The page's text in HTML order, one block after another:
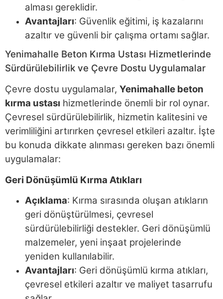
alması gereklidir.
Avantajları: Güvenlik eğitimi, iş kazalarını
azaltır ve güvenli bir çalışma ortamı sağlar.
Yenimahalle Beton Kırma Ustası Hizmetlerinde
Sürdürülebilirlik ve Çevre Dostu Uygulamalar
Çevre dostu uygulamalar, Yenimahalle beton
kırma ustası hizmetlerinde önemli bir rol oynar.
Çevresel sürdürülebilirlik, hizmetin kalitesini ve
verimliliğini artırırken çevresel etkileri azaltır. İşte
bu konuda dikkate alınması gereken bazı önemli
uygulamalar:
Geri Dönüşümlü Kırma Atıkları
Açıklama: Kırma sırasında oluşan atıkların
geri dönüştürülmesi, çevresel
sürdürülebilirliği destekler. Geri dönüşümlü
malzemeler, yeni inşaat projelerinde
yeniden kullanılabilir.
Avantajları: Geri dönüşümlü kırma atıkları,
çevresel etkileri azaltır ve maliyet tasarrufu